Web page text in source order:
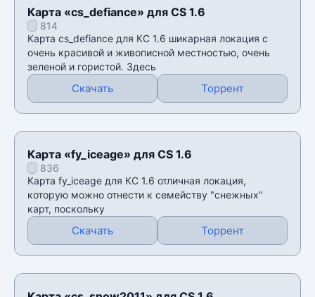
Карта «cs_defiance» для CS 1.6
814
Карта cs_defiance для КС 1.6 шикарная локация с
очень красивой и живописной местностью, очень
зеленой и гористой. Здесь
Скачать Торрент
Карта «fy_iceage» для CS 1.6
836
Карта fy_iceage для КС 1.6 отличная локация,
которую можно отнести к семейству "снежных"
карт, поскольку
Скачать Торрент